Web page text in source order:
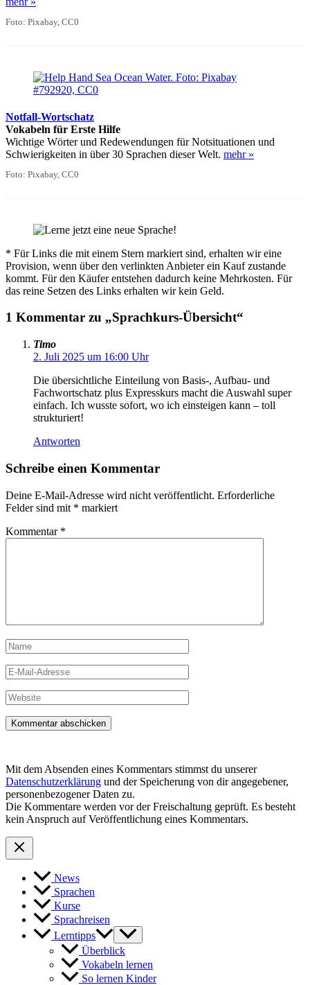
Foto: Pixabay, CC0
Notfall-Wortschatz
Vokabeln für Erste Hilfe
Wichtige Wörter und Redewendungen für Notsituationen und
Schwierigkeiten in über 30 Sprachen dieser Welt. mehr »
Foto: Pixabay, CC0
* Für Links die mit einem Stern markiert sind, erhalten wir eine
Provision, wenn über den verlinkten Anbieter ein Kauf zustande
kommt. Für den Käufer entstehen dadurch keine Mehrkosten. Für
das reine Setzen des Links erhalten wir kein Geld.
1 Kommentar zu „Sprachkurs-Übersicht“
Timo
2. Juli 2025 um 16:00 Uhr
Die übersichtliche Einteilung von Basis‑, Aufbau‑ und
Fachwortschatz plus Expresskurs macht die Auswahl super
einfach. Ich wusste sofort, wo ich einsteigen kann – toll
strukturiert!
Antworten
Schreibe einen Kommentar
Deine E-Mail-Adresse wird nicht veröffentlicht. Erforderliche
Felder sind mit * markiert
Kommentar *
Name
E-
Mail-
Adresse
Website
Mit dem Absenden eines Kommentars stimmst du unserer
Datenschutzerklärung und der Speicherung von dir angegebener,
personenbezogener Daten zu.
Die Kommentare werden vor der Freischaltung geprüft. Es besteht
kein Anspruch auf Veröffentlichung eines Kommentars.
News
Sprachen
Kurse
Sprachreisen
Lerntipps
Überblick
Vokabeln lernen
So lernen Kinder